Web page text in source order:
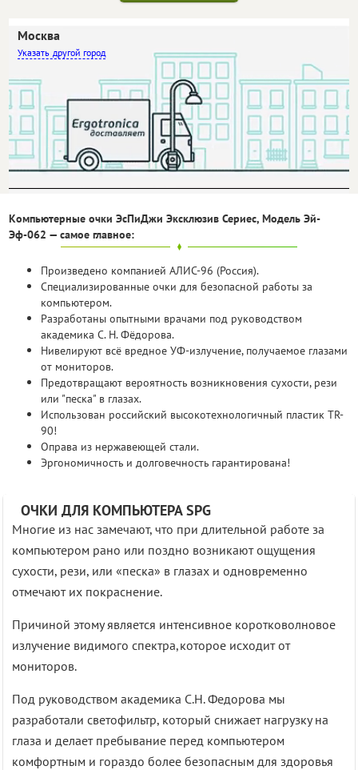
Москва
другой город
Бесплатно
Самовывоз
Бесплатно
Доставка
Компьютерные очки ЭсПиДжи Эксклюзив Сериес, Модель Эй-
Эф-062 — самое главное:
Произведено компанией АЛИС-96 (Россия).
Специализированные очки для безопасной работы за
компьютером.
Разработаны опытными врачами под руководством
академика С. Н. Фёдорова.
Нивелируют всё вредное УФ-излучение, получаемое глазами
от мониторов.
Предотвращают вероятность возникновения сухости, рези
или "песка" в глазах.
Использован российский высокотехнологичный пластик TR-
90!
Оправа из нержавеющей стали.
Эргономичность и долговечность гарантирована!
ОЧКИ ДЛЯ КОМПЬЮТЕРА SPG
Многие из нас замечают, что при длительной работе за
компьютером рано или поздно возникают ощущения
сухости, рези, или «песка» в глазах и одновременно
отмечают их покраснение.
Причиной этому является интенсивное коротковолновое
излучение видимого спектра,которое исходит от
мониторов.
Под руководством академика С.Н. Федорова мы
разработали светофильтр, который снижает нагрузку на
глаза и делает пребывание перед компьютером
комфортным и гораздо более безопасным для здоровья